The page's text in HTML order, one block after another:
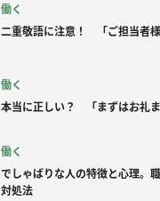
働く
二重敬語に注意！ 「ご担当者
働く
本当に正しい？ 「まずはお礼
働く
でしゃばりな人の特徴と心理。
対処法